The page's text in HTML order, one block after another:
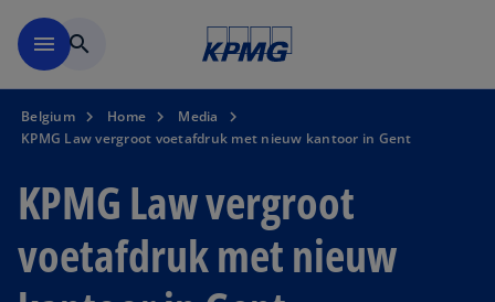
menu search
Belgium Home
Media
KPMG Law vergroot voetafdruk met nieuw kantoor in Gent
KPMG Law vergroot
voetafdruk met nieuw